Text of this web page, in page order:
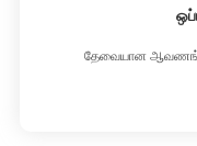
தேவையான